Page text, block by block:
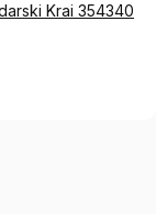
Krai 354340